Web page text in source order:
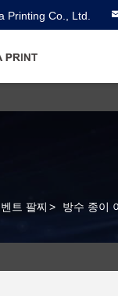
Printing Co., Ltd.
트 팔찌 > 방수 종이